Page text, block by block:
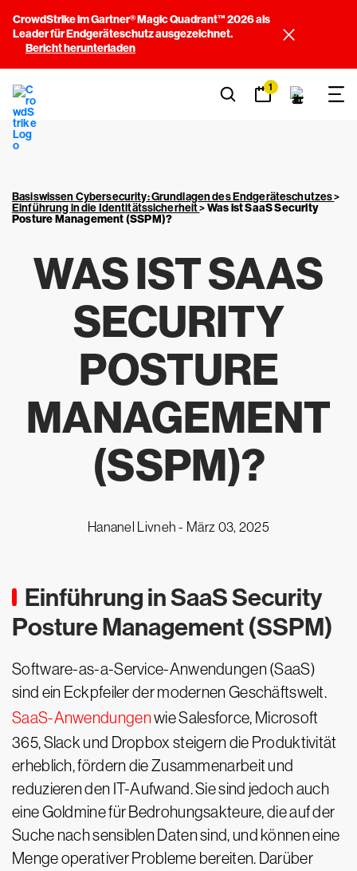
CrowdStrike im Gartner® Magic Quadrant™ 2026 als
Leader für Endgeräteschutz ausgezeichnet.
Bericht herunterladen
1
Basiswissen Cybersecurity: Grundlagen des Endgeräteschutzes>
Einführung in die Identitätssicherheit>Was ist SaaS Security
Posture Management (SSPM)?
WAS IST SAAS
SECURITY
POSTURE
MANAGEMENT
(SSPM)?
Hananel Livneh - März 03, 2025
Einführung in SaaS Security
Posture Management (SSPM)
Software-as-a-Service-Anwendungen (SaaS)
sind ein Eckpfeiler der modernen Geschäftswelt.
SaaS-Anwendungenwie Salesforce, Microsoft
365, Slack und Dropbox steigern die Produktivität
erheblich, fördern die Zusammenarbeit und
reduzieren den IT-Aufwand. Sie sind jedoch auch
eine Goldmine für Bedrohungsakteure, die auf der
Suche nach sensiblen Daten sind, und können eine
Menge operativer Probleme bereiten. Darüber